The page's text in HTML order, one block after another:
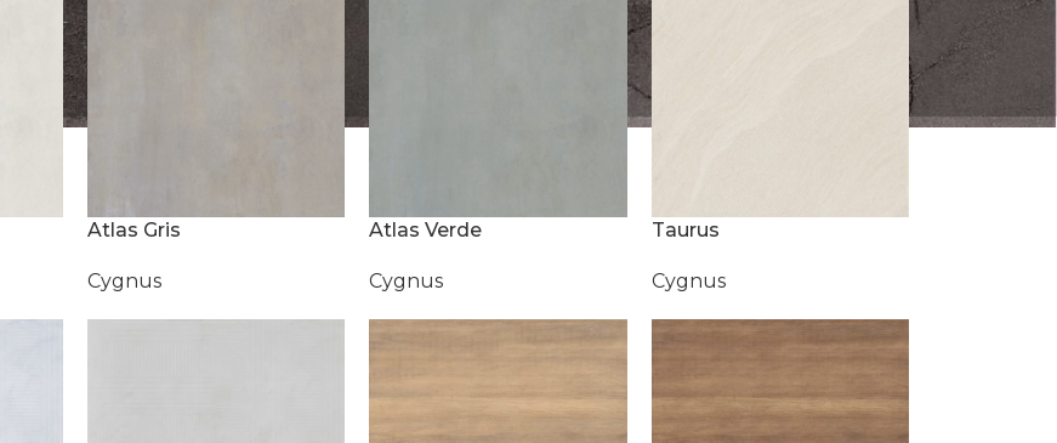
Atlas Gris
Cygnus
Atlas Verde
Cygnus
Taurus
Cygnus